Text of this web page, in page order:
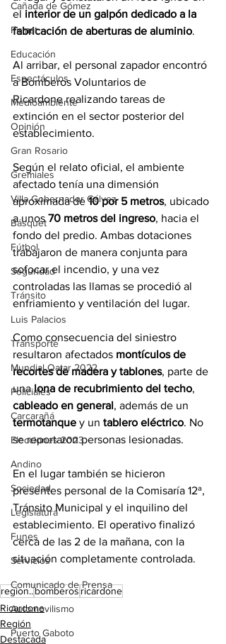
Cañada de Gómez
Firmat
Educación
Espectáculos
Medioambiente
Opinión
Gran Rosario
Gremiales
Villa Gobernador Gálvez
Básquet
Fútbol
Seguridad
Tránsito
Luis Palacios
Transporte
Mundial Qatar 2022
Policiales
Carcarañá
Elecciones 2023
Andino
Sociedad
Legislatura
Funes
Servicios
Comunicado de Prensa
Automovilismo
Puerto Gaboto
el interior de un galpón dedicado a la
fabricación de aberturas de aluminio.
Al arribar, el personal zapador encontró
a Bomberos Voluntarios de
Ricardone realizando tareas de
extinción en el sector posterior del
establecimiento.
Según el relato oficial, el ambiente
afectado tenía una dimensión
aproximada de 10 por 5 metros, ubicado
a unos 70 metros del ingreso, hacia el
fondo del predio. Ambas dotaciones
trabajaron de manera conjunta para
sofocar el incendio, y una vez
controladas las llamas se procedió al
enfriamiento y ventilación del lugar.
Como consecuencia del siniestro
resultaron afectados montículos de
recortes de madera y tablones, parte de
una lona de recubrimiento del techo,
cableado en general, además de un
termotanque y un tablero eléctrico. No
se reportaron personas lesionadas.
En el lugar también se hicieron
presentes personal de la Comisaría 12ª,
Tránsito Municipal y el inquilino del
establecimiento. El operativo finalizó
cerca de las 2 de la mañana, con la
situación completamente controlada.
region..bomberos ricardone
Ricardone
Región
Destacada